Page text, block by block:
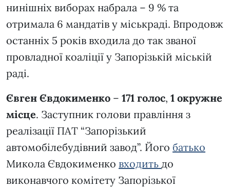
нинішніх виборах набрала – 9 % та
отримала 6 мандатів у міськраді. Впродовж
останніх 5 років входила до так званої
провладної коаліції у Запорізькій міській
раді.
Євген Євдокименко – 171 голос, 1 окружне
місце. Заступник голови правління з
реалізації ПАТ “Запорізький
автомобілебудівний завод”. Його батько
Микола Євдокименко входить до
виконавчого комітету Запорізької